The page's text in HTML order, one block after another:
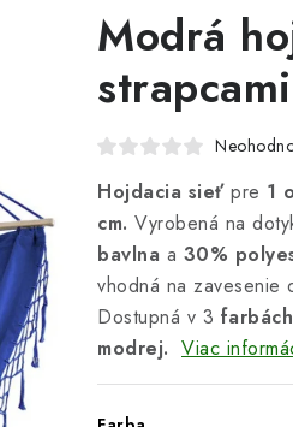
Modrá
Hojdacia sieťpre 1
cm. Vyrobená na
bavlna a 30%
vhodná na zavesenie
Dostupná v 3 farbách
modrej. Viac